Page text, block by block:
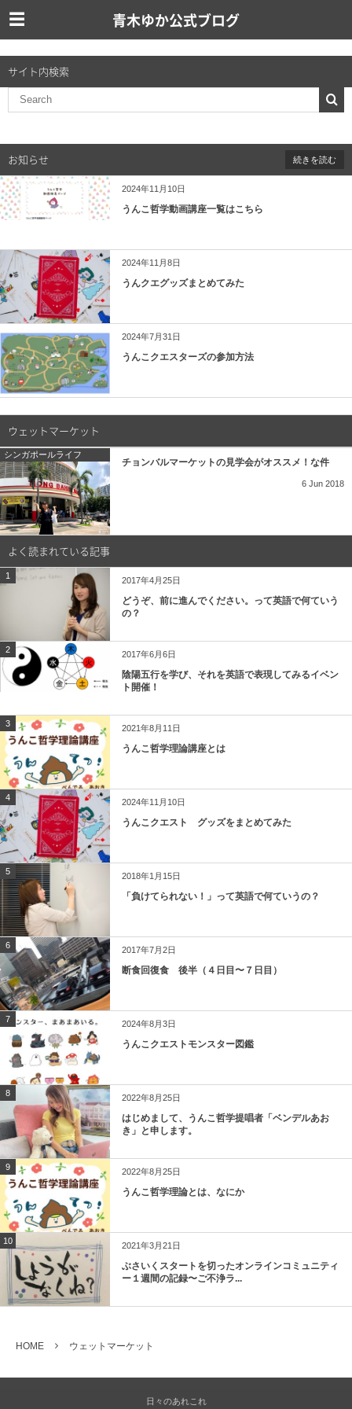
青木ゆか公式ブログ
サイト内検索
お知らせ
2024年11月10日
うんこ哲学動画講座一覧はこちら
2024年11月8日
うんクエグッズまとめてみた
2024年7月31日
うんこクエスターズの参加方法
続きを読む
ウェットマーケット
シンガポールライフ
チョンバルマーケットの見学会がオススメ！な件
6 Jun 2018
よく読まれている記事
1 2017年4月25日
どうぞ、前に進んでください。って英語で何ていう
の？
2 2017年6月6日
陰陽五行を学び、それを英語で表現してみるイベン
ト開催！
3 2021年8月11日
うんこ哲学理論講座とは
4 2024年11月10日
うんこクエスト グッズをまとめてみた
5 2018年1月15日
「負けてられない！」って英語で何ていうの？
6 2017年7月2日
断食回復食 後半（４日目〜７日目）
7 2024年8月3日
うんこクエストモンスター図鑑
8 2022年8月25日
はじめまして、うんこ哲学提唱者「ベンデルあお
き」と申します。
9 2022年8月25日
うんこ哲学理論とは、なにか
10 2021年3月21日
ぶさいくスタートを切ったオンラインコミュニティ
ー１週間の記録〜ご不浄ラ...
HOME ウェットマーケット
日々のあれこれ